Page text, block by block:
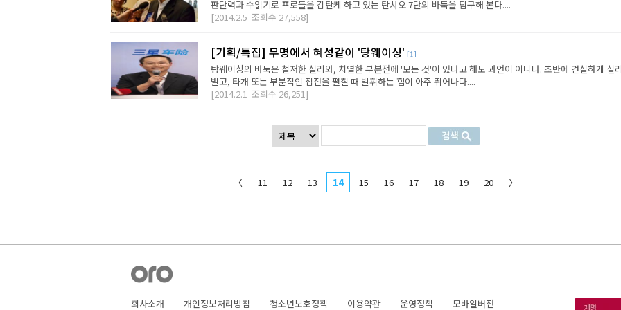
판단력과 수읽기로 프로들을 감탄케 하고 있는 탄샤오 7단의 바둑을 탐구해 본다....
[2014.2.5 조회수 27,558]
[기획/특집] 무명에서 혜성같이 '탕웨이싱' [1]
탕웨이싱의 바둑은 철저한 실리와, 치열한 부분전에 '모든 것'이 있다고 해도 과언이 아니다. 초반에 견실하게 실
벌고, 타개 또는 부분적인 접전을 펼칠 때 발휘하는 힘이 아주 뛰어나다....
[2014.2.1 조회수 26,251]
〈 11 12 13 14 15 16 17 18 19 20 〉
회사소개 개인정보처리방침 청소년보호정책 이용약관 운영정책 모바일버전